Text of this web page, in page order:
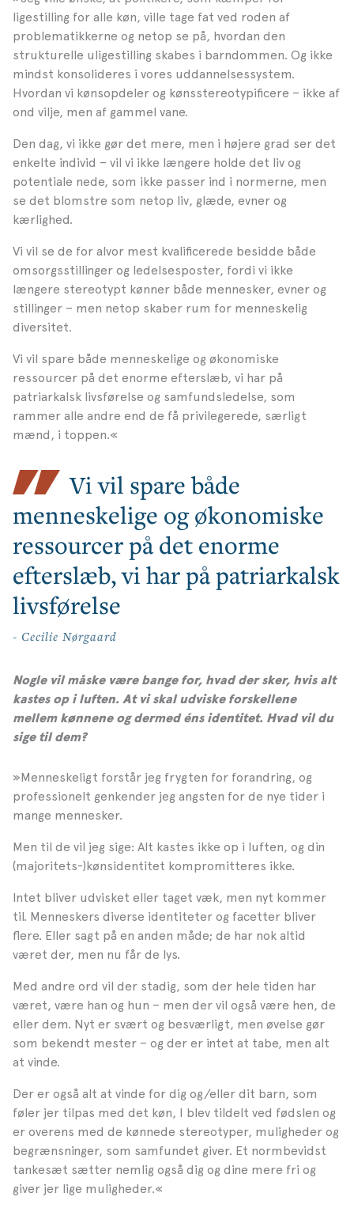
ligestilling for alle køn, ville tage fat ved roden af
problematikkerne og netop se på, hvordan den
strukturelle uligestilling skabes i barndommen. Og ikke
mindst konsolideres i vores uddannelsessystem.
Hvordan vi kønsopdeler og kønsstereotypificere – ikke af
ond vilje, men af gammel vane.
Den dag, vi ikke gør det mere, men i højere grad ser det
enkelte individ – vil vi ikke længere holde det liv og
potentiale nede, som ikke passer ind i normerne, men
se det blomstre som netop liv, glæde, evner og
kærlighed.
Vi vil se de for alvor mest kvalificerede besidde både
omsorgsstillinger og ledelsesposter, fordi vi ikke
længere stereotypt kønner både mennesker, evner og
stillinger – men netop skaber rum for menneskelig
diversitet.
Vi vil spare både menneskelige og økonomiske
ressourcer på det enorme efterslæb, vi har på
patriarkalsk livsførelse og samfundsledelse, som
rammer alle andre end de få privilegerede, særligt
mænd, i toppen.«
Vi vil spare både
menneskelige og økonomiske
ressourcer på det enorme
efterslæb, vi har på patriarkalsk
livsførelse
- Cecilie Nørgaard
Nogle vil måske være bange for, hvad der sker, hvis alt
kastes op i luften. At vi skal udviske forskellene
mellem kønnene og dermed éns identitet. Hvad vil du
sige til dem?
»Menneskeligt forstår jeg frygten for forandring, og
professionelt genkender jeg angsten for de nye tider i
mange mennesker.
Men til de vil jeg sige: Alt kastes ikke op i luften, og din
(majoritets-)kønsidentitet kompromitteres ikke.
Intet bliver udvisket eller taget væk, men nyt kommer
til. Menneskers diverse identiteter og facetter bliver
flere. Eller sagt på en anden måde; de har nok altid
været der, men nu får de lys.
Med andre ord vil der stadig, som der hele tiden har
været, være han og hun – men der vil også være hen, de
eller dem. Nyt er svært og besværligt, men øvelse gør
som bekendt mester – og der er intet at tabe, men alt
at vinde.
Der er også alt at vinde for dig og/eller dit barn, som
føler jer tilpas med det køn, I blev tildelt ved fødslen og
er overens med de kønnede stereotyper, muligheder og
begrænsninger, som samfundet giver. Et normbevidst
tankesæt sætter nemlig også dig og dine mere fri og
giver jer lige muligheder.«